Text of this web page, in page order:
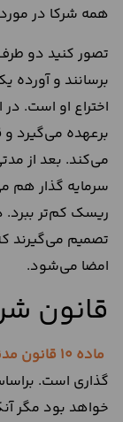
همه شرکا در
تصور کنید دو طرف
برسانند و آورده
اختراع او است. در
برعهده می‌گیرد و
می‌کند. بعد از
سرمایه‌ گذار هم
ریسک کم‌تر ببرد.
تصمیم می‌گیرند که
امضا می‌شود.
قانون
ماده 10 قانون مدنی
گذاری است.
خواهد بود مگر